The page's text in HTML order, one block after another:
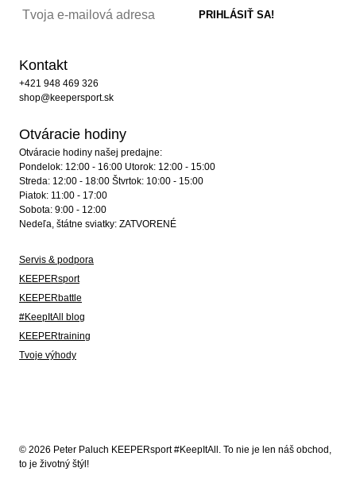
Kontakt
+421 948 469 326
shop@keepersport.sk
Otváracie hodiny
Otváracie hodiny našej predajne:
Pondelok: 12:00 - 16:00 Utorok: 12:00 - 15:00
Streda: 12:00 - 18:00 Štvrtok: 10:00 - 15:00
Piatok: 11:00 - 17:00
Sobota: 9:00 - 12:00
Nedeľa, štátne sviatky: ZATVORENÉ
Servis & podpora
KEEPERsport
KEEPERbattle
#KeepItAll blog
KEEPERtraining
Tvoje výhody
© 2026 Peter Paluch KEEPERsport #KeepItAll. To nie je len náš obchod,
to je životný štýl!